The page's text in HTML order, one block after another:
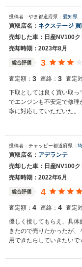
買取店からの返信
お世話になっておりま
度はネクステージをご
た。今後もご満足いた
同、またのご利用お待ち
投稿者：やま都道府県： 愛知県
買取店名： ネクステージ
売却した車：日産NV100ク
売却時期：2023年8月
総合評価 3
査定額： 3 連絡： 3 査定
下取としては良く買い取
でエンジンも不安定で修
寧に対応していただいた。
買取店からの返信
お世話になっておりま
度はネクステージをご
た。 弊社スタッフの接客をお褒め頂き光栄です。 今後もご満足いただ
けるよう精進してまい
投稿者：チャッピー都道府県：
買取店名： アデランテ
売却した車：日産NV100ク
売却時期：2022年6月
総合評価 4
査定額： 4 連絡： 4 査定
優しく接してもらえ、具体
きたので売りたかったが
用できたらしていきたいで